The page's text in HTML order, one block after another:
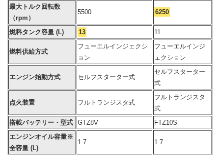
最大トルク回転数
（rpm）
5500 6250
燃料タンク容量 (L) 13 11
燃料供給方式
フューエルインジェクシ
ョン
フューエルインジ
ェクション
エンジン始動方式 セルフスターター式
セルフスターター
式
点火装置 フルトランジスタ式
フルトランジスタ
式
搭載バッテリー・型式 GTZ8V
FTZ10S
エンジンオイル容量※
全容量 (L)
1.7 1.7